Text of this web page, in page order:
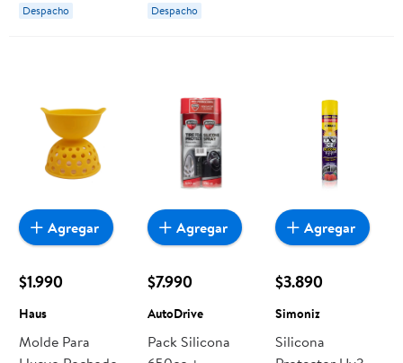
Despacho Despacho
$1.990
Haus
Molde Para
Agregar
$7.990
AutoDrive
Pack Silicona
Agregar
$3.890
Simoniz
Silicona
Agregar